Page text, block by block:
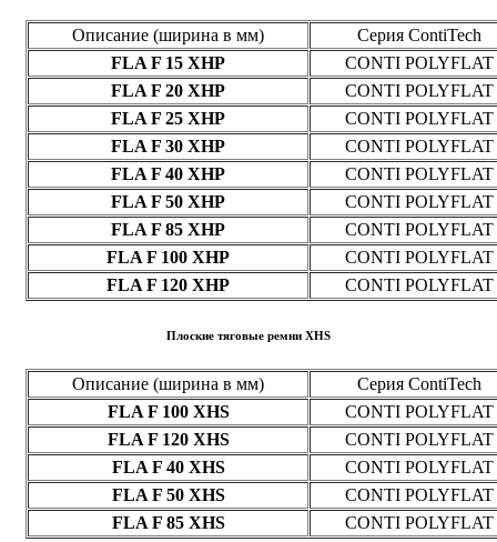
Описание (ширина в мм)
Серия ContiTech
FLA F 15 XHP
CONTI POLYFLAT
FLA F 20 XHP
CONTI POLYFLAT
FLA F 25 XHP
CONTI POLYFLAT
FLA F 30 XHP
CONTI POLYFLAT
FLA F 40 XHP
CONTI POLYFLAT
FLA F 50 XHP
CONTI POLYFLAT
FLA F 85 XHP
CONTI POLYFLAT
FLA F 100 XHP
CONTI POLYFLAT
FLA F 120 XHP
CONTI POLYFLAT
Плоские тяговые ремни XHS
Описание (ширина в мм)
Серия ContiTech
FLA F 100 XHS
CONTI POLYFLAT
FLA F 120 XHS
CONTI POLYFLAT
FLA F 40 XHS
CONTI POLYFLAT
FLA F 50 XHS
CONTI POLYFLAT
FLA F 85 XHS
CONTI POLYFLAT